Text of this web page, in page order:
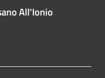
All'Ionio